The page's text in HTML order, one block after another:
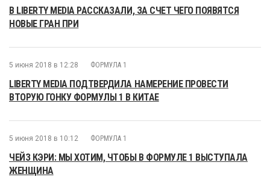
В LIBERTY MEDIA РАССКАЗАЛИ, ЗА СЧЕТ ЧЕГО ПОЯВЯТСЯ
НОВЫЕ ГРАН ПРИ
5 июня 2018 в 12:28 ФОРМУЛА 1
LIBERTY MEDIA ПОДТВЕРДИЛА НАМЕРЕНИЕ ПРОВЕСТИ
ВТОРУЮ ГОНКУ ФОРМУЛЫ 1 В КИТАЕ
5 июня 2018 в 10:12 ФОРМУЛА 1
ЧЕЙЗ КЭРИ: МЫ ХОТИМ, ЧТОБЫ В ФОРМУЛЕ 1 ВЫСТУПАЛА
ЖЕНЩИНА